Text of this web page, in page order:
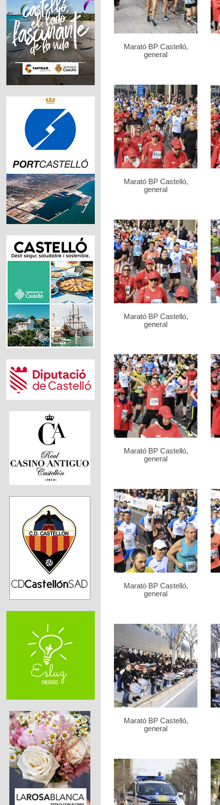
Marató BP Castelló,
general
Marató BP Castelló,
general
Marató BP Castelló,
general
Marató BP Castelló,
general
Marató BP Castelló,
general
Marató BP Castelló,
general